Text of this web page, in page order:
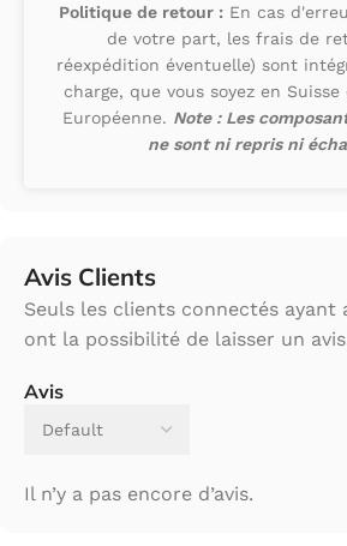
Politique de retour : En cas
de votre part, les frais de
réexpédition éventuelle) sont
charge, que vous soyez en
Européenne. Note : Les
ne sont ni repris ni
Avis Clients
Avis
Il n’y a pas encore d’avis.
Seuls les clients connectés
ont la possibilité de laisser un